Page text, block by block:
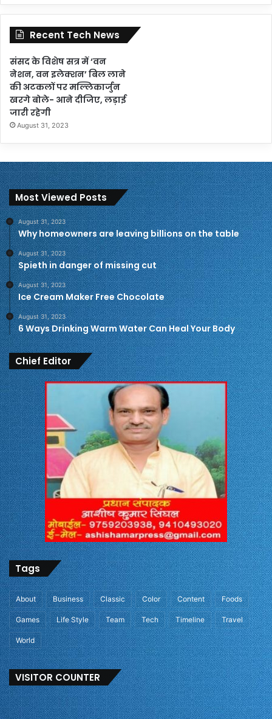
Recent Tech News
संसद के विशेष सत्र में ‘वन
नेशन, वन इलेक्शन’ बिल लाने
की अटकलों पर मल्लिकार्जुन
खरगे बोले- आने दीजिए, लड़ाई
जारी रहेगी
August 31, 2023
Most Viewed Posts
August 31, 2023
Why homeowners are leaving billions on the table
August 31, 2023
Spieth in danger of missing cut
August 31, 2023
Ice Cream Maker Free Chocolate
August 31, 2023
6 Ways Drinking Warm Water Can Heal Your Body
Chief Editor
Tags
About Business Classic Color Content Foods
Games Life Style Team Tech Timeline Travel
World
VISITOR COUNTER